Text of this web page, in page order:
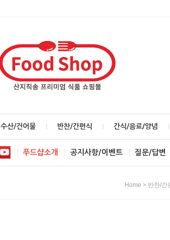
수산/건어물 반찬/간편식 간식/음료/양념
푸드샵소개 공지사항/이벤트 질문/답변
Home > 반찬/간